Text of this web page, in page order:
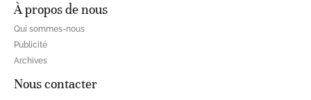
À propos de nous
Qui sommes-nous
Publicité
Archives
Nous contacter